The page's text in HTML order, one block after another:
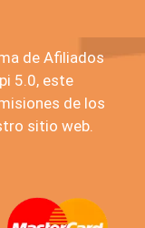
de Afiliados
5.0, este
de los
sitio web.